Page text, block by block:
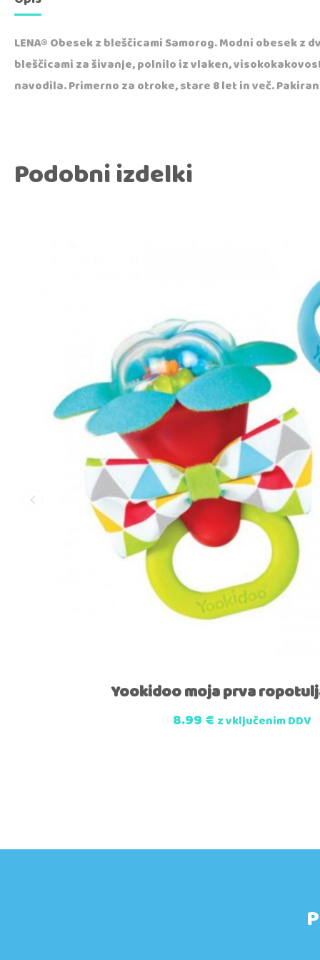
LENA® Obesek z bleščicami Samorog. Modni
bleščicami za šivanje, polnilo iz vlaken,
navodila. Primerno za otroke, stare 8 let in več.
Podobni izdelki
Yookidoo moja prva
8.99€ z vključenim DDV